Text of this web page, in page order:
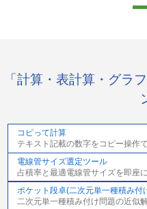
「計算・表計算・グラ
コピって計算
テキスト記載の数字をコピー操作
電線管サイズ選定ツール
占積率と最適電線管サイズを即座
ポケット段卓(二次元単一種積み付
二次元単一種積み付け問題の近似